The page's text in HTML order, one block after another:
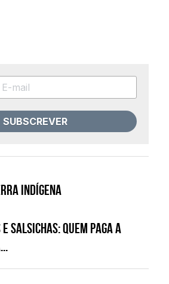
SUBSCREVER
indígena
salsichas: quem paga a